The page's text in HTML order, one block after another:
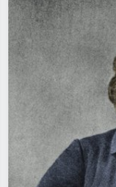
Monet, Notte
Impressionismo, onda di
nudo.